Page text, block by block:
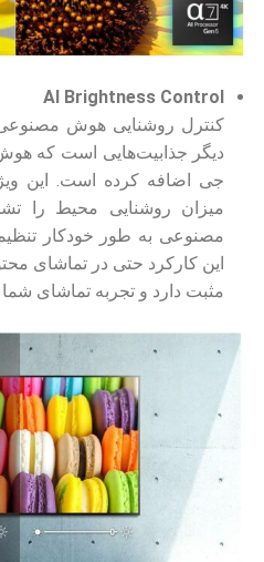
AI Brightness Control
دیگر جذابیت‌هایی است که
جی اضافه کرده است. این
میزان روشنایی محیط را
مصنوعی به طور خودکار
مثبت دارد و تجربه تماشای